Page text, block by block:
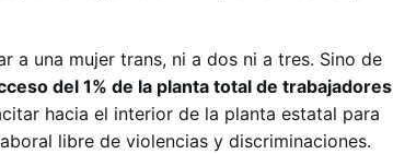
a una mujer trans, ni a dos ni a tres. Sino de
del 1% de la planta total de trabajadores
hacia el interior de la planta estatal para
libre de violencias y discriminaciones.